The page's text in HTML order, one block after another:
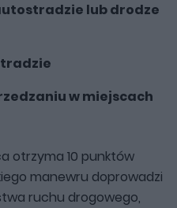
lub drodze
w miejscach
otrzyma 10 punktów
manewru doprowadzi
ruchu drogowego,